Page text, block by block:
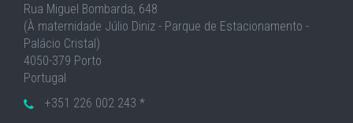
Rua Miguel Bombarda, 648
(À maternidade Júlio Diniz - Parque de Estacionamento -
Palácio Cristal)
4050-379 Porto
Portugal
+351 226 002 243 *